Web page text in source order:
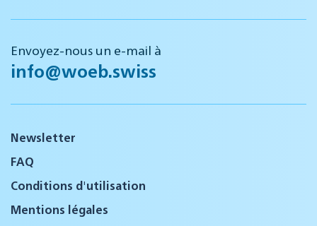
Envoyez-nous un e-mail à
info@woeb.swiss
Newsletter
FAQ
Conditions d'utilisation
Mentions légales